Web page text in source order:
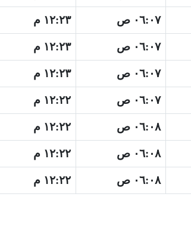
٠٦:٠٧ ص ١٢:٢٣ م
٠٦:٠٧ ص ١٢:٢٣ م
٠٦:٠٧ ص ١٢:٢٣ م
٠٦:٠٧ ص ١٢:٢٢ م
٠٦:٠٨ ص ١٢:٢٢ م
٠٦:٠٨ ص ١٢:٢٢ م
٠٦:٠٨ ص ١٢:٢٢ م